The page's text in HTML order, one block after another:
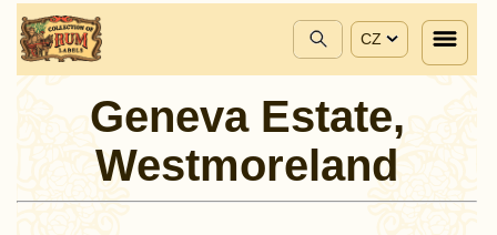
CZ
Geneva Estate,
Westmoreland